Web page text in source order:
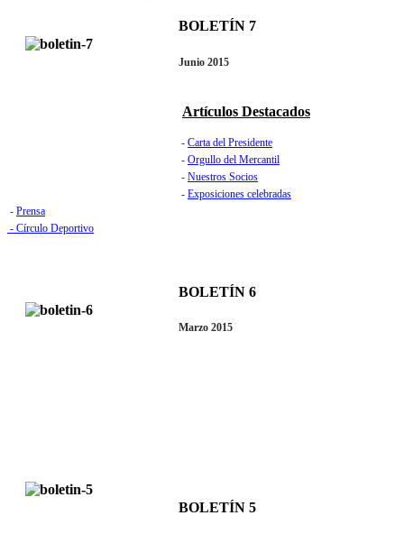
BOLETÍN 7
Junio 2015
Artículos Destacados
- Carta del Presidente
- Orgullo del Mercantil
- Nuestros Socios
- Exposiciones celebradas
- Prensa
- Círculo Deportivo
BOLETÍN 6
Marzo 2015
BOLETÍN 5